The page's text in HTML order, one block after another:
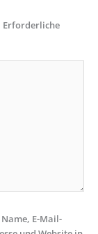
Erforderliche
Name, E-Mail-